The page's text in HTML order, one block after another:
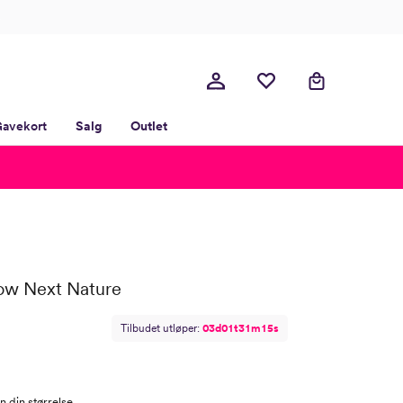
Salg Outlet
Next Nature
Tilbudet utløper: 03d01t31m14s